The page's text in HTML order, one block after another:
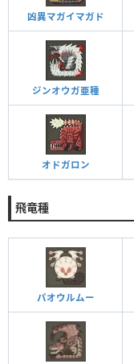
凶異マガイマガド
ジンオウガ亜種
オドガロン
飛竜種
パオウルムー